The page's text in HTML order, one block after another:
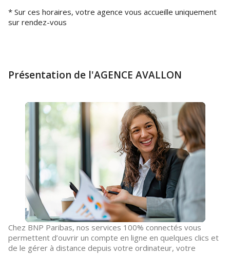
* Sur ces horaires, votre agence vous accueille uniquement
sur rendez-vous
Présentation de l'AGENCE AVALLON
Chez BNP Paribas, nos services 100% connectés vous
permettent d’ouvrir un compte en ligne en quelques clics et
de le gérer à distance depuis votre ordinateur, votre